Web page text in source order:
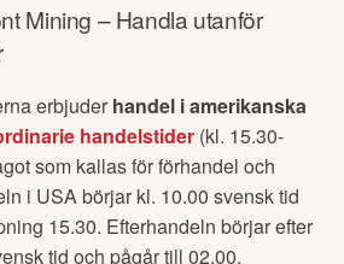
Mining – Handla utanför
erbjuder handel i amerikanska
handelstider (kl. 15.30-
som kallas för förhandel och
i USA börjar kl. 10.00 svensk tid
15.30. Efterhandeln börjar efter
tid och pågår till 02.00.